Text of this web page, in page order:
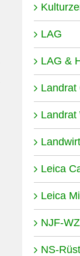
LAG
LAG &
Landrat
Landrat
Leica
Leica
NJF-WZ
NS-